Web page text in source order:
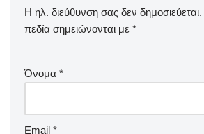
Η ηλ. διεύθυνση σας δεν δημοσιεύεται.
πεδία σημειώνονται με *
Όνομα *
Email *